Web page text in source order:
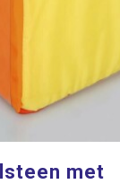
met